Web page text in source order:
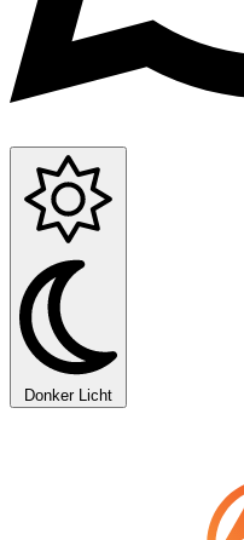
Donker Licht